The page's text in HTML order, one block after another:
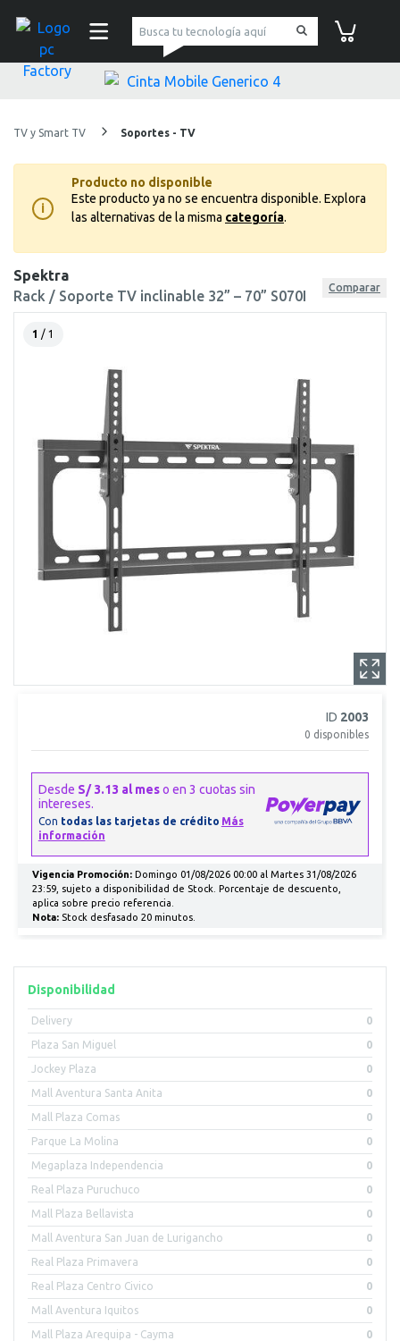
pc Factory
TV y Smart TV Soportes - TV
i
Producto no disponible
Este producto ya no se encuentra disponible. Explora
las alternativas de la misma categoría.
Spektra
Rack / Soporte TV inclinable 32” – 70” S070I
Comparar
1 / 1
Disponibilidad
Delivery 0
Plaza San Miguel 0
Jockey Plaza 0
Mall Aventura Santa Anita 0
Mall Plaza Comas 0
Parque La Molina 0
Megaplaza Independencia 0
Real Plaza Puruchuco 0
Mall Plaza Bellavista 0
Mall Aventura San Juan de Lurigancho 0
Real Plaza Primavera 0
Real Plaza Centro Civico 0
Mall Aventura Iquitos 0
Mall Plaza Arequipa - Cayma 0
ID 2003
0 disponibles
Vigencia Promoción:Domingo 01/08/2026 00:00 al Martes 31/08/2026
23:59, sujeto a disponibilidad de Stock. Porcentaje de descuento,
aplica sobre precio referencia.
Nota:Stock desfasado 20 minutos.